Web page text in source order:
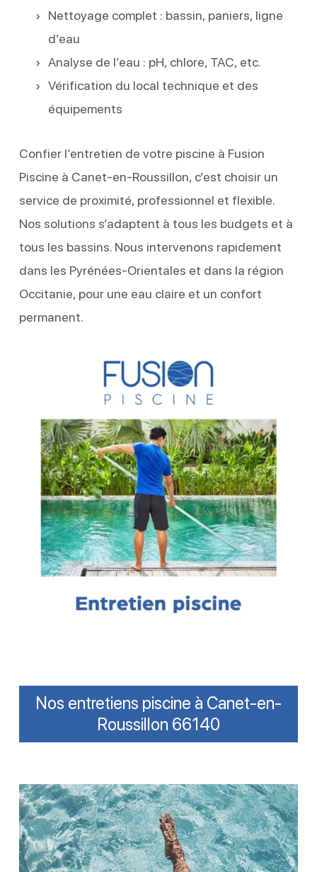
Nettoyage complet : bassin, paniers, ligne
d’eau
Analyse de l’eau : pH, chlore, TAC, etc.
Vérification du local technique et des
équipements
Confier l’entretien de votre piscine à Fusion
Piscine à Canet-en-Roussillon, c’est choisir un
service de proximité, professionnel et flexible.
Nos solutions s’adaptent à tous les budgets et à
tous les bassins. Nous intervenons rapidement
dans les Pyrénées-Orientales et dans la région
Occitanie, pour une eau claire et un confort
permanent.
Nos entretiens piscine à Canet-en-
Roussillon 66140
Améliorer
la
clarté
de